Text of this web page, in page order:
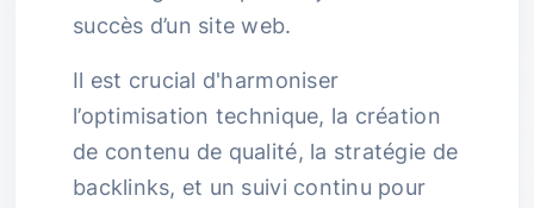
succès d’un site web.
Il est crucial d'harmoniser
l’optimisation technique, la création
de contenu de qualité, la stratégie de
backlinks, et un suivi continu pour